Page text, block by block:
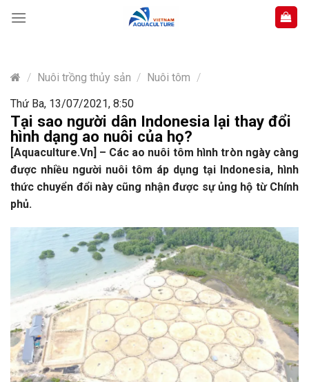
content
/ Nuôi trồng thủy sản / Nuôi tôm /
Thứ Ba, 13/07/2021, 8:50
Tại sao người dân Indonesia lại thay đổi
hình dạng ao nuôi của họ?
[Aquaculture.Vn] – Các ao nuôi tôm hình tròn ngày càng
được nhiều người nuôi tôm áp dụng tại Indonesia, hình
thức chuyển đổi này cũng nhận được sự ủng hộ từ Chính
phủ.